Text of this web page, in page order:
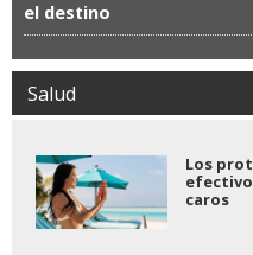
el destino
Salud
Los
caros